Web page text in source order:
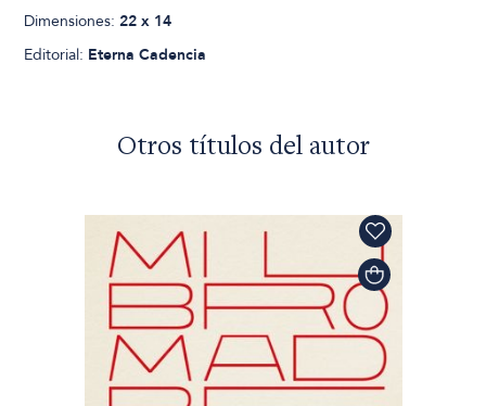
Dimensiones:22 x 14
Editorial: Eterna Cadencia
Otros títulos del autor